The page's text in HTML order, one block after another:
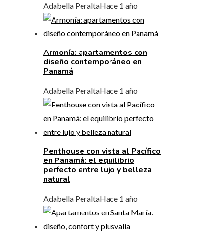
Adabella PeraltaHace 1 año
Armonía: apartamentos con
diseño contemporáneo en
Panamá
Adabella PeraltaHace 1 año
Penthouse con vista al Pacífico
en Panamá: el equilibrio
perfecto entre lujo y belleza
natural
Adabella PeraltaHace 1 año